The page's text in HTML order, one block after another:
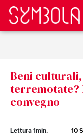
Beni
terremotate?
convegno
Lettura 1min. 10